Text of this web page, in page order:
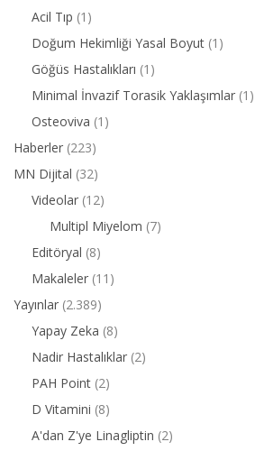
Acil Tıp (1)
Doğum Hekimliği Yasal Boyut (1)
Göğüs Hastalıkları (1)
Minimal İnvazif Torasik Yaklaşımlar (1)
Osteoviva (1)
Haberler (223)
MN Dijital (32)
Videolar (12)
Multipl Miyelom (7)
Editöryal (8)
Makaleler (11)
Yayınlar (2.389)
Yapay Zeka (8)
Nadir Hastalıklar (2)
PAH Point (2)
D Vitamini (8)
A'dan Z'ye Linagliptin (2)